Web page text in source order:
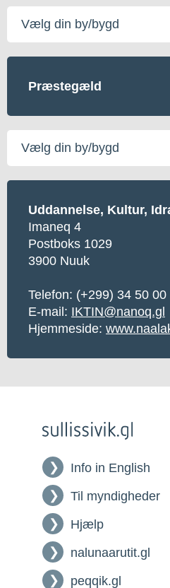
Vælg
din
by/bygd
Præstegæld
Vælg
din
by/bygd
Uddannelse, Kultur,
Imaneq 4
Postboks 1029
3900 Nuuk
Telefon: (+299) 34 50 00
E-mail: IKTIN@nanoq.gl
Hjemmeside:
Info in English
Til myndigheder
Hjælp
nalunaarutit.gl
peqqik.gl